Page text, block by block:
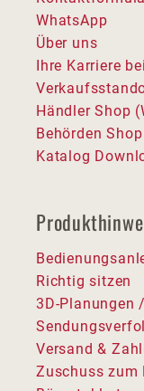
WhatsApp
Über uns
Ihre Karriere
Händler Shop
Behörden Shop
Katalog
Richtig sitzen
3D-Planungen
Versand &
Zuschuss zum